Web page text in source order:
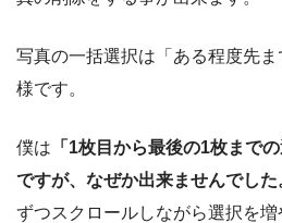
写真の一括選択は「ある程度先
様です。
僕は 「1枚目から最後の1枚まで
ですが、なぜか出来ませんでした
ずつスクロールしながら選択を